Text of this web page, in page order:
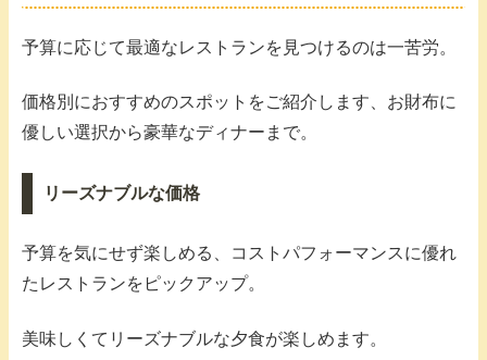
予算に応じて最適なレストランを見つけるのは一苦労。
価格別におすすめのスポットをご紹介します、お財布に
優しい選択から豪華なディナーまで。
リーズナブルな価格
予算を気にせず楽しめる、コストパフォーマンスに優れ
たレストランをピックアップ。
美味しくてリーズナブルな夕食が楽しめます。